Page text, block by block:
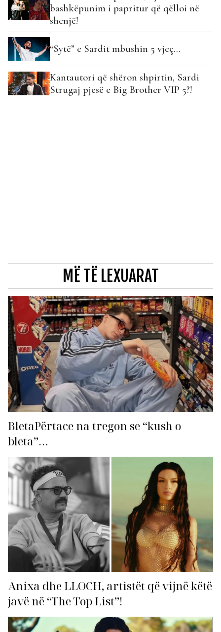
bashkëpunim i papritur që qëlloi në
shenjë!
“Sytë” e Sardit mbushin 5 vjeç…
Kantautori që shëron shpirtin, Sardi
Strugaj pjesë e Big Brother VIP 5?!
MË TË LEXUARAT
BletaPërtace na tregon se “kush o
bleta”…
Anixa dhe LLOCH, artistët që vijnë këtë
javë në “The Top List”!